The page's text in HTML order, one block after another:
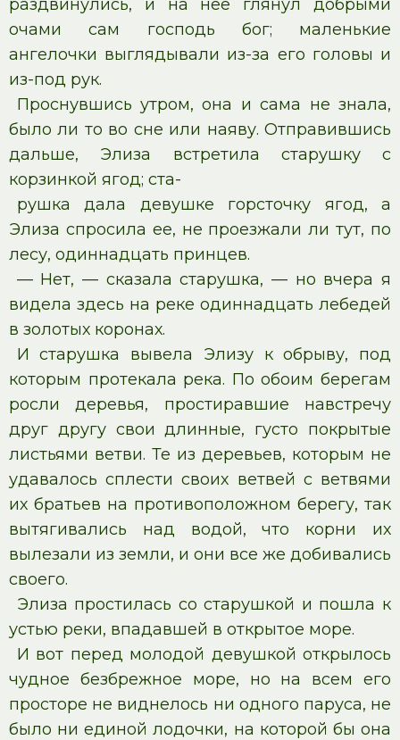
раздвинулись, и на нее глянул добрыми
очами сам господь бог; маленькие
ангелочки выглядывали из-за его головы и
из-под рук.
Проснувшись утром, она и сама не знала,
было ли то во сне или наяву. Отправившись
дальше, Элиза встретила старушку с
корзинкой ягод; ста-
рушка дала девушке горсточку ягод, а
Элиза спросила ее, не проезжали ли тут, по
лесу, одиннадцать принцев.
— Нет, — сказала старушка, — но вчера я
видела здесь на реке одиннадцать лебедей
в золотых коронах.
И старушка вывела Элизу к обрыву, под
которым протекала река. По обоим берегам
росли деревья, простиравшие навстречу
друг другу свои длинные, густо покрытые
листьями ветви. Те из деревьев, которым не
удавалось сплести своих ветвей с ветвями
их братьев на противоположном берегу, так
вытягивались над водой, что корни их
вылезали из земли, и они все же добивались
своего.
Элиза простилась со старушкой и пошла к
устью реки, впадавшей в открытое море.
И вот перед молодой девушкой открылось
чудное безбрежное море, но на всем его
просторе не виднелось ни одного паруса, не
было ни единой лодочки, на которой бы она